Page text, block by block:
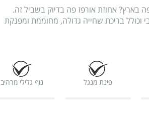
בארץ? אחוזת אורפז פה בדיוק בשביל זה.
וכולל בריכת שחייה גדולה, מחוממת ומפנקת
ישיבה נינוחות.
פינת מנגל נוף גלילי מרהיב